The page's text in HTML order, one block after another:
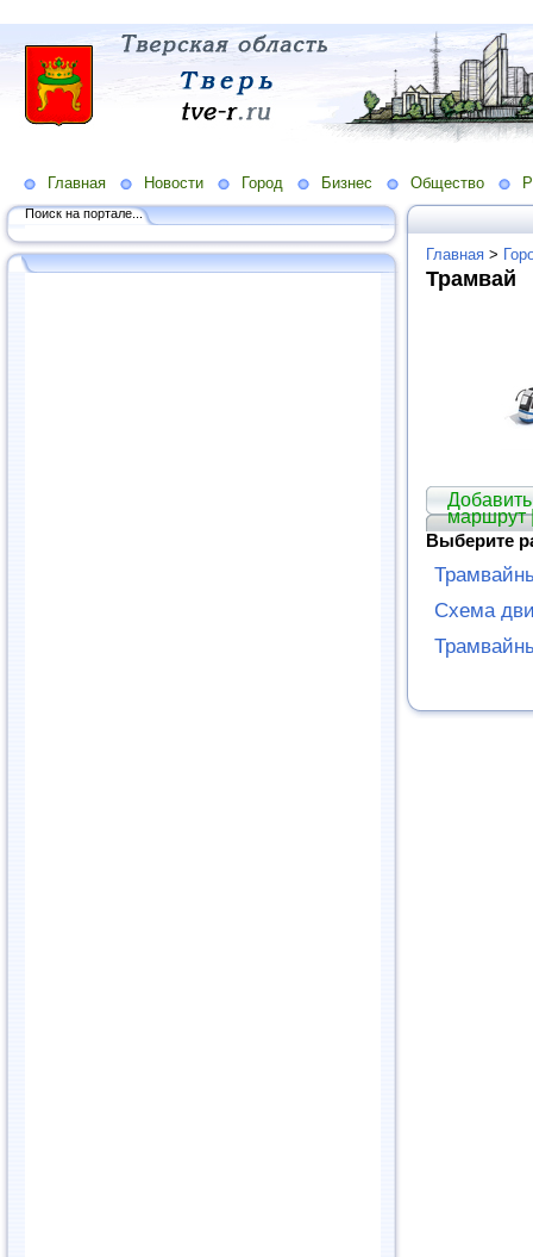
Главная Новости Город Бизнес Общество
Поиск на портале...
Главная >
Трамвай
маршрут
Выберите
Схема